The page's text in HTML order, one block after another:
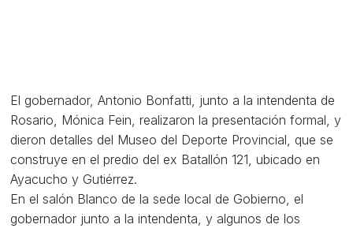
El gobernador, Antonio Bonfatti, junto a la intendenta de
Rosario, Mónica Fein, realizaron la presentación formal, y
dieron detalles del Museo del Deporte Provincial, que se
construye en el predio del ex Batallón 121, ubicado en
Ayacucho y Gutiérrez.
En el salón Blanco de la sede local de Gobierno, el
gobernador junto a la intendenta, y algunos de los